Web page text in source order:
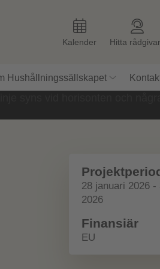
Kalender Hitta
Hushållningssällskapet
28 januari 2026 -
2026
Finansiär
EU